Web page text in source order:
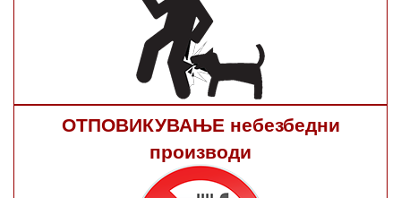
ОТПОВИКУВАЊЕ небезбедни
производи